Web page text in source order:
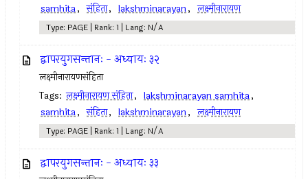
samhita, संहिता, lakshminarayan, लक्ष्मीनारायण
Type: PAGE | Rank: 1 | Lang: N/A
द्वापरयुगसन्तानः - अध्यायः ३२
लक्ष्मीनारायणसंहिता
Tags: लक्ष्मीनारायण संहिता, lakshminarayan samhita,
samhita, संहिता, lakshminarayan, लक्ष्मीनारायण
Type: PAGE | Rank: 1 | Lang: N/A
द्वापरयुगसन्तानः - अध्यायः ३३